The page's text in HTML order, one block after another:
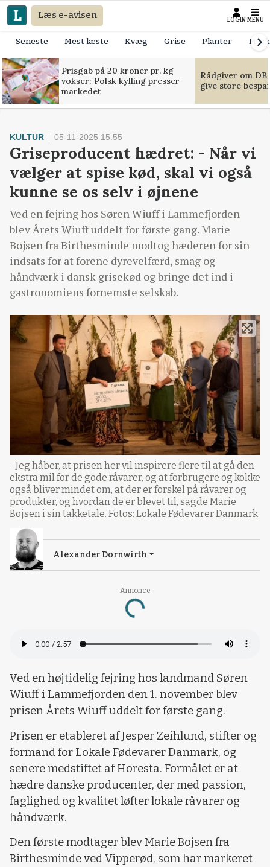
Læs e-avisen LOGIN MENU
Seneste Mest læste Kvæg Grise Planter
Prisgab på 20 kroner pr. kg
vokser: Polsk kylling presser
markedet
Rådgiver om
give store
Annonce
Loading...
KULTUR 05-11-2025 15:55
Griseproducent hædret: - Når vi
vælger at spise kød, skal vi også
kunne se os selv i øjnene
Ved en fejring hos Søren Wiuff i Lammefjorden
blev Årets Wiuff uddelt for første gang. Marie
Bojsen fra Birthesminde modtog hæderen for sin
indsats for at forene dyrevelfærd, smag og
håndværk i dansk grisekød og bringe det ind i
gastronomiens fornemste selskab.
- Jeg håber, at prisen her vil inspirere flere til at gå den
ekstra mil for de gode råvarer, og at forbrugere og kokke
også bliver mindet om, at der er forskel på råvarer og
produkter, og hvordan de er blevet til, sagde Marie
Bojsen i sin takketale. Fotos: Lokale Fødevarer Danmark
Alexander Dornwirth
Ved en højtidelig fejring hos landmand Søren
Wiuff i Lammefjorden den 1. november blev
prisen Årets Wiuff uddelt for første gang.
Prisen er etableret af Jesper Zeihlund, stifter og
formand for Lokale Fødevarer Danmark, og
senere medstiftet af Horesta. Formålet er at
hædre danske producenter, der med passion,
faglighed og kvalitet løfter lokale råvarer og
håndværk.
Den første modtager blev Marie Bojsen fra
Birthesminde ved Vipperød, som har markeret